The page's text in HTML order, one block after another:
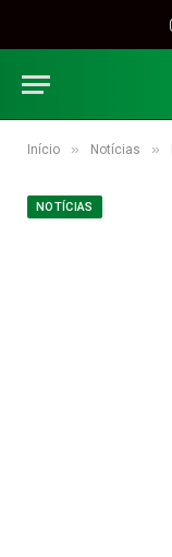
Início » Notícias »
NOTÍCIAS